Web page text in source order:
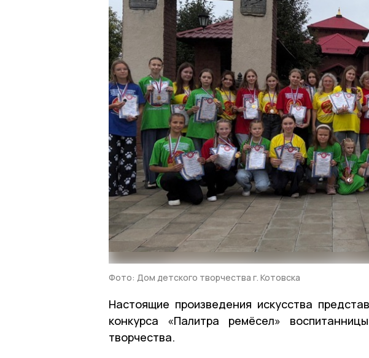
Фото: Дом детского творчества г. Котовска
Настоящие произведения искусства
конкурса «Палитра ремёсел»
творчества.